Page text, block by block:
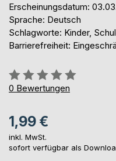
Erscheinungsdatum:
Sprache: Deutsch
Schlagworte: Kinder,
Barrierefreiheit:
Bewertung::
0%
0 Bewertungen
1,99 €
inkl. MwSt.
sofort verfügbar als